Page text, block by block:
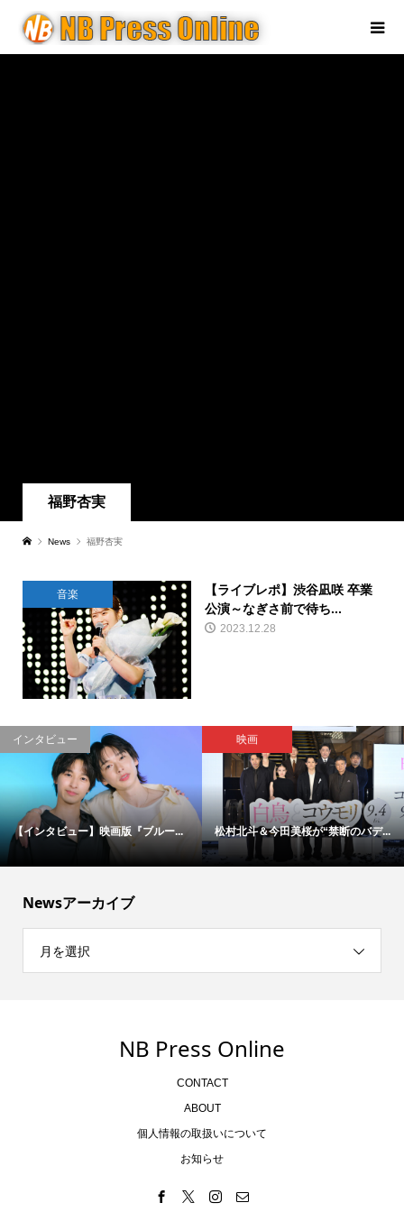
福野杏実
News 福野杏実
音楽
【ライブレポ】渋谷凪咲 卒業
公演～なぎさ前で待ち...
2023.12.28
インタビュー
【インタビュー】映画版『ブルー...
映画
松村北斗＆今田美桜が“禁断のバデ...
Newsアーカイブ
月を選択
NB Press Online
CONTACT
ABOUT
個人情報の取扱いについて
お知らせ